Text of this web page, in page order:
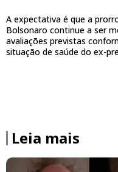
A expectativa é que a
Bolsonaro continue a ser
avaliações previstas
situação de saúde do ex-
Leia mais